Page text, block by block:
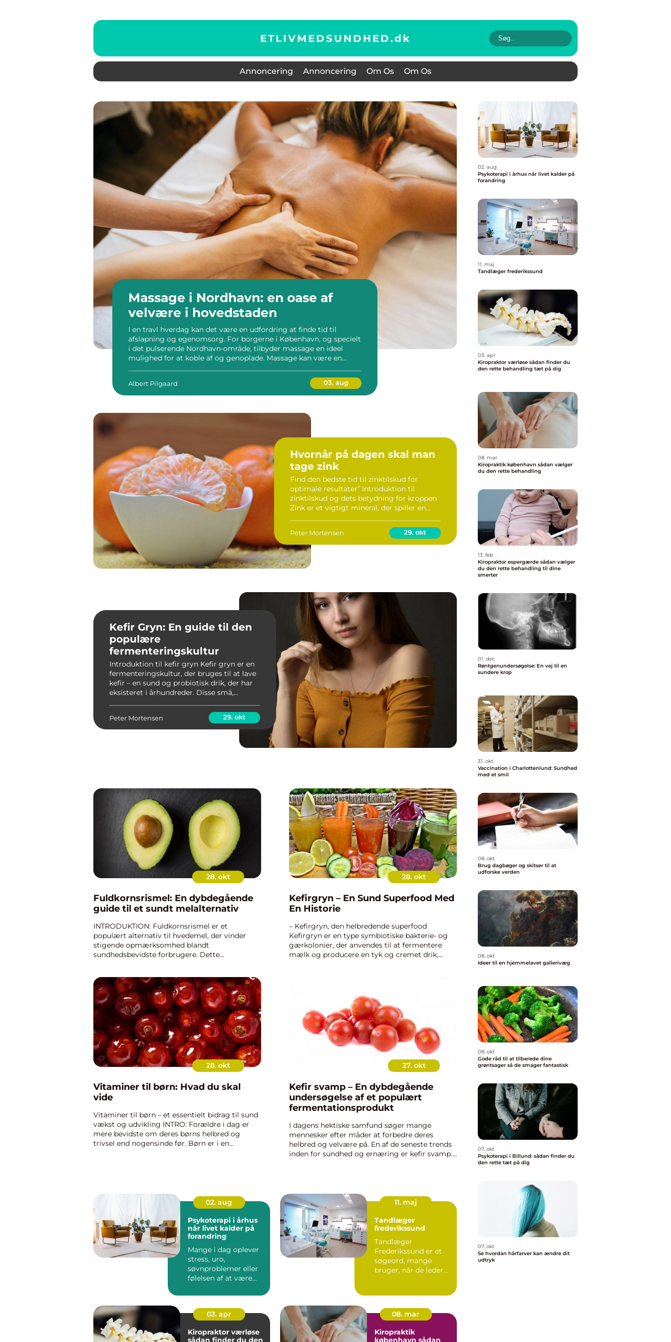
ETLIVMEDSUNDHED.dk
Annoncering Annoncering Om Os Om Os
Massage i Nordhavn: en oase af
velvære i hovedstaden
I en travl hverdag kan det være en udfordring at finde tid til
afslapning og egenomsorg. For borgerne i København, og specielt
i det pulserende Nordhavn-område, tilbyder massage en ideel
mulighed for at koble af og genoplade. Massage kan være en
Albert Pilgaard 03. aug
Hvornår på dagen skal man
tage zink
Find den bedste tid til zinktilskud for
optimale resultater” Introduktion til
zinktilskud og dets betydning for kroppen
Zink er et vigtigt mineral, der spiller en
vores krop. Det er involveret i immun...
Peter Mortensen 29. okt
Kefir Gryn: En guide til den
populære
fermenteringskultur
Introduktion til kefir gryn Kefir gryn er en
fermenteringskultur, der bruges til at lave
kefir – en sund og probiotisk drik, der har
eksisteret i århundreder. Disse små,
har vundet popularitet blandt man...
Peter Mortensen 29. okt
28. okt
Fuldkornsrismel: En dybdegående
guide til et sundt melalternativ
INTRODUKTION: Fuldkornsrismel er et
populært alternativ til hvedemel, der vinder
stigende opmærksomhed blandt
sundhedsbevidste forbrugere. Dette
kroppen har bru...
28. okt
Kefirgryn – En Sund Superfood Med
En Historie
– Kefirgryn, den helbredende superfood
Kefirgryn er en type symbiotiske bakterie- og
gærkolonier, der anvendes til at fermentere
mælk og producere en tyk og cremet drik,
28. okt
Vitaminer til børn: Hvad du skal
vide
Vitaminer til børn – et essentielt bidrag til sund
vækst og udvikling INTRO: Forældre i dag er
mere bevidste om deres børns helbred og
trivsel end nogensinde før. Børn er i en
27. okt
Kefir svamp – En dybdegående
undersøgelse af et populært
fermentationsprodukt
I dagens hektiske samfund søger mange
mennesker efter måder at forbedre deres
helbred og velvære på. En af de seneste trends
inden for sundhed og ernæring er kefir svamp.
02. aug
Psykoterapi i århus
når livet kalder på
forandring
Mange i dag oplever
stress, uro,
søvnproblemer eller
følelsen af at være
kæ...
11. maj
Tandlæger
frederikssund
Tandlæger
Frederikssund er et
søgeord, mange
bruger, når de leder
03. apr
Kiropraktor værløse
sådan finder du den
08. mar
Kiropraktik
københavn sådan
02. aug
Psykoterapi i århus når livet kalder på
forandring
11. maj
Tandlæger frederikssund
03. apr
Kiropraktor værløse sådan finder du
den rette behandling tæt på dig
08. mar
Kiropraktik københavn sådan vælger
du den rette behandling
13. feb
Kiropraktor espergærde sådan vælger
du den rette behandling til dine
smerter
01. dec
Røntgenundersøgelse: En vej til en
sundere krop
31. okt
Vaccination i Charlottenlund: Sundhed
med et smil
08. okt
Brug dagbøger og skitser til at
udforske verden
08. okt
Ideer til en hjemmelavet gallerivæg
08. okt
Gode råd til at tilberede dine
grøntsager så de smager fantastisk
07. okt
Psykoterapi i Billund: sådan finder du
den rette tæt på dig
07. okt
Se hvordan hårfarver kan ændre dit
udtryk